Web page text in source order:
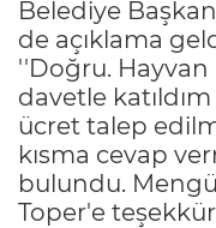
Belediye
de açıklama
''Doğru. Hayvan
davetle
ücret talep
kısma cevap
bulundu.
Toper'e